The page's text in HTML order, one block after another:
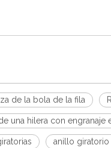
de la bola de la fila
una hilera con engranaje
anillo